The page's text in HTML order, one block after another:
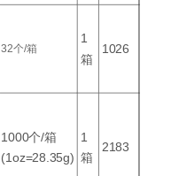
32个/箱
1
箱
1026
1000个/箱
(1oz=28.35g)
1
箱
2183